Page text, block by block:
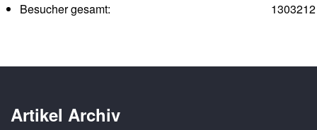
1303212
Besucher gesamt:
Artikel Archiv